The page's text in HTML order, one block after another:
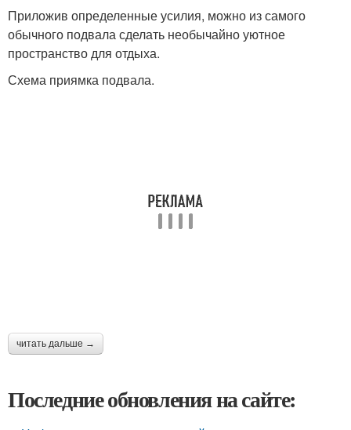
Приложив определенные усилия, можно из самого
обычного подвала сделать необычайно уютное
пространство для отдыха.
Схема приямка подвала.
читать дальше →
Последние обновления на сайте: